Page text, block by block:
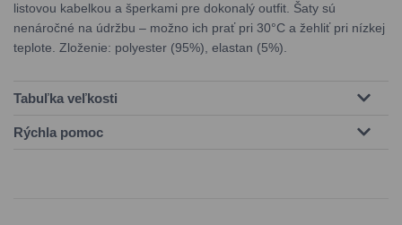
listovou kabelkou a šperkami pre dokonalý outfit. Šaty sú
nenáročné na údržbu – možno ich prať pri 30°C a žehliť pri nízkej
teplote. Zloženie: polyester (95%), elastan (5%).
Tabuľka veľkosti
Rýchla pomoc